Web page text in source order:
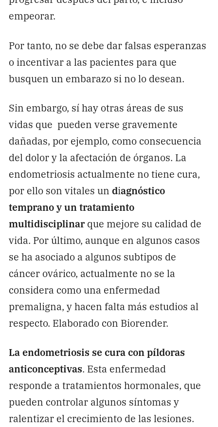
empeorar.
Por tanto, no se debe dar falsas esperanzas
o incentivar a las pacientes para que
busquen un embarazo si no lo desean.
Sin embargo, sí hay otras áreas de sus
vidas que pueden verse gravemente
dañadas, por ejemplo, como consecuencia
del dolor y la afectación de órganos. La
endometriosis actualmente no tiene cura,
por ello son vitales un diagnóstico
temprano y un tratamiento
multidisciplinarque mejore su calidad de
vida. Por último, aunque en algunos casos
se ha asociado a algunos subtipos de
cáncer ovárico, actualmente no se la
considera como una enfermedad
premaligna, y hacen falta más estudios al
respecto. Elaborado con Biorender.
La endometriosis se cura con píldoras
anticonceptivas. Esta enfermedad
responde a tratamientos hormonales, que
pueden controlar algunos síntomas y
ralentizar el crecimiento de las lesiones.